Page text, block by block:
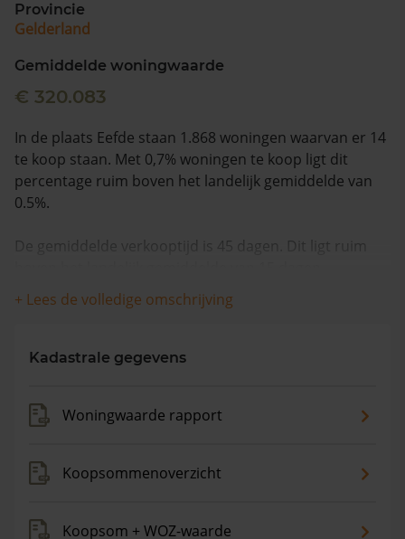
088 220 4200
Maandag t/m vrijdag - 08:00 -18:00
Provincie
Gelderland
Gemiddelde woningwaarde
€ 320.083
In de plaats Eefde staan 1.868 woningen waarvan er 14
te koop staan. Met 0,7% woningen te koop ligt dit
percentage ruim boven het landelijk gemiddelde van
0.5%.
De gemiddelde verkooptijd is 45 dagen. Dit ligt ruim
Wanneer we naar de laatste 12 maanden kijken
verkocht. De gemiddelde huizenprijs is €944.423. De
gestegen.
+ Lees de volledige omschrijving
Kadastrale gegevens
Woningwaarde rapport
Koopsommenoverzicht
Koopsom + WOZ-waarde